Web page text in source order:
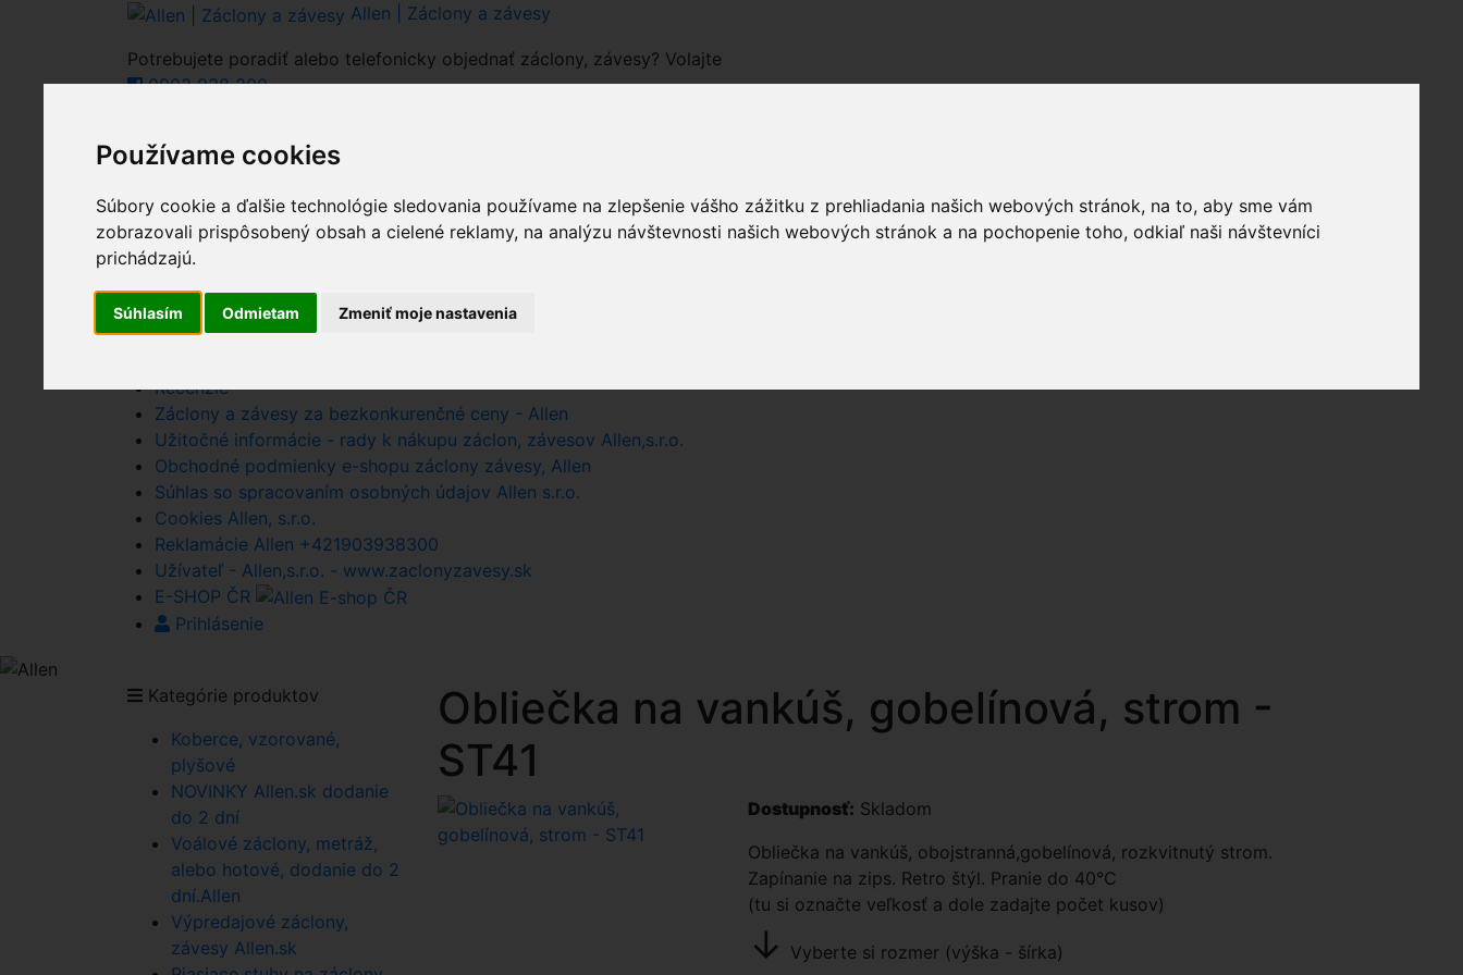
Používame cookies
Súbory cookie a ďalšie technológie sledovania používame na zlepšenie vášho zážitku z prehliadania našich webových stránok, na to, aby sme vám
zobrazovali prispôsobený obsah a cielené reklamy, na analýzu návštevnosti našich webových stránok a na pochopenie toho, odkiaľ naši návštevníci
prichádzajú.
Súhlasím Odmietam Zmeniť moje nastavenia
Allen | Záclony a závesy
Potrebujete poradiť alebo telefonicky objednať záclony, závesy? Volajte
0903 938 300
Nákupný košík je prázdny
Nákupný košík - Allen - zaclony zavesy.sk
Recenzie
Záclony a závesy za bezkonkurenčné ceny - Allen
Užitočné informácie - rady k nákupu záclon, závesov Allen,s.r.o.
Obchodné podmienky e-shopu záclony závesy, Allen
Súhlas so spracovaním osobných údajov Allen s.r.o.
Cookies Allen, s.r.o.
Reklamácie Allen +421903938300
Užívateľ - Allen,s.r.o. - www.zaclonyzavesy.sk
E-SHOP ČR
Prihlásenie
Kategórie produktov
Koberce, vzorované,
plyšové
NOVINKY Allen.sk dodanie
do 2 dní
Voálové záclony, metráž,
alebo hotové, dodanie do 2
dní.Allen
Výpredajové záclony,
závesy Allen.sk
Obliečka na vankúš, gobelínová, strom -
ST41
Dostupnosť: Skladom
Obliečka na vankúš, obojstranná,gobelínová, rozkvitnutý strom.
Zapínanie na zips. Retro štýl. Pranie do 40°C
(tu si označte veľkosť a dole zadajte počet kusov)
↓ Vyberte si rozmer (výška - šírka)